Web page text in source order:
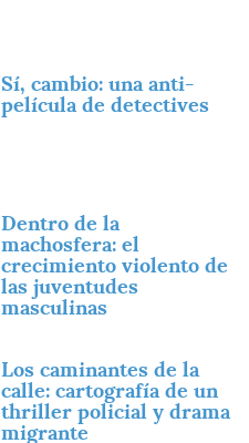
Sí, cambio: una anti-
película de detectives
Dentro de la
machosfera: el
crecimiento violento de
las juventudes
masculinas
Los caminantes de la
calle: cartografía de un
thriller policial y drama
migrante